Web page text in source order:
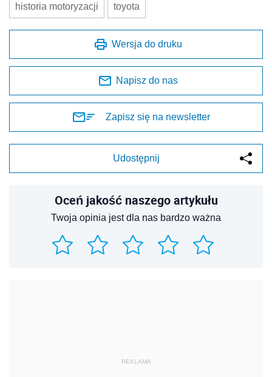
historia motoryzacji toyota
Wersja do druku
Napisz do nas
Zapisz się na newsletter
Udostępnij
Oceń jakość naszego artykułu
Twoja opinia jest dla nas bardzo ważna
REKLAMA